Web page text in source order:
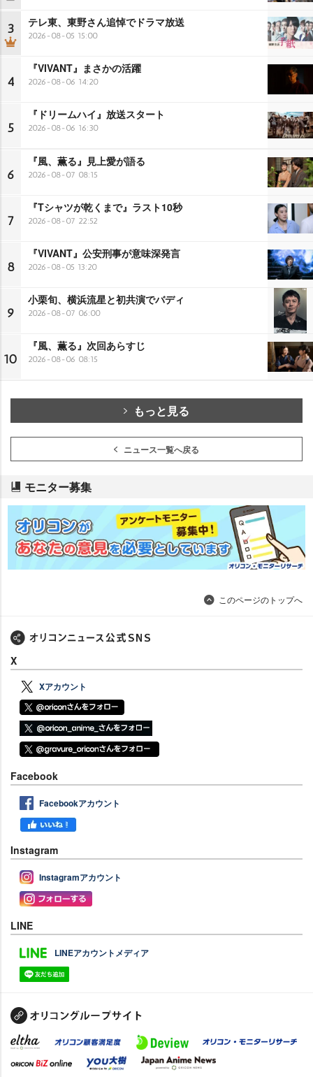
3 テレ東、東野さん追悼でドラマ放送
2026-08-05 15:00
4
『VIVANT』まさかの活躍
2026-08-06 14:20
5
『ドリームハイ』放送スタート
2026-08-06 16:30
6
『風、薫る』見上愛が語る
2026-08-07 08:15
7
『Tシャツが乾くまで』ラスト10秒
2026-08-07 22:52
8
『VIVANT』公安刑事が意味深発言
2026-08-05 13:20
9
小栗旬、横浜流星と初共演でバディ
2026-08-07 06:00
10
『風、薫る』次回あらすじ
2026-08-06 08:15
もっと見る
ニュース一覧へ戻る
モニター募集
このページのトップへ
X
Xアカウント
Facebook
Facebookアカウント
Instagram
Instagramアカウント
LINE
LINEアカウントメディア